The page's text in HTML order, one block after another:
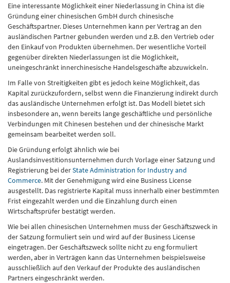
Eine interessante Möglichkeit einer Niederlassung in China ist die
Gründung einer chinesischen GmbH durch chinesische
Geschäftspartner. Dieses Unternehmen kann per Vertrag an den
ausländischen Partner gebunden werden und z.B. den Vertrieb oder
den Einkauf von Produkten übernehmen. Der wesentliche Vorteil
gegenüber direkten Niederlassungen ist die Möglichkeit,
uneingeschränkt innerchinesische Handelsgeschäfte abzuwickeln.
Im Falle von Streitigkeiten gibt es jedoch keine Möglichkeit, das
Kapital zurückzufordern, selbst wenn die Finanzierung indirekt durch
das ausländische Unternehmen erfolgt ist. Das Modell bietet sich
insbesondere an, wenn bereits lange geschäftliche und persönliche
Verbindungen mit Chinesen bestehen und der chinesische Markt
gemeinsam bearbeitet werden soll.
Die Gründung erfolgt ähnlich wie bei
Auslandsinvestitionsunternehmen durch Vorlage einer Satzung und
Registrierung bei derState Administration for Industry and
Commerce. Mit der Genehmigung wird eine Business License
ausgestellt. Das registrierte Kapital muss innerhalb einer bestimmten
Frist eingezahlt werden und die Einzahlung durch einen
Wirtschaftsprüfer bestätigt werden.
Wie bei allen chinesischen Unternehmen muss der Geschäftszweck in
der Satzung formuliert sein und wird auf der Business License
eingetragen. Der Geschäftszweck sollte nicht zu eng formuliert
werden, aber in Verträgen kann das Unternehmen beispielsweise
ausschließlich auf den Verkauf der Produkte des ausländischen
Partners eingeschränkt werden.